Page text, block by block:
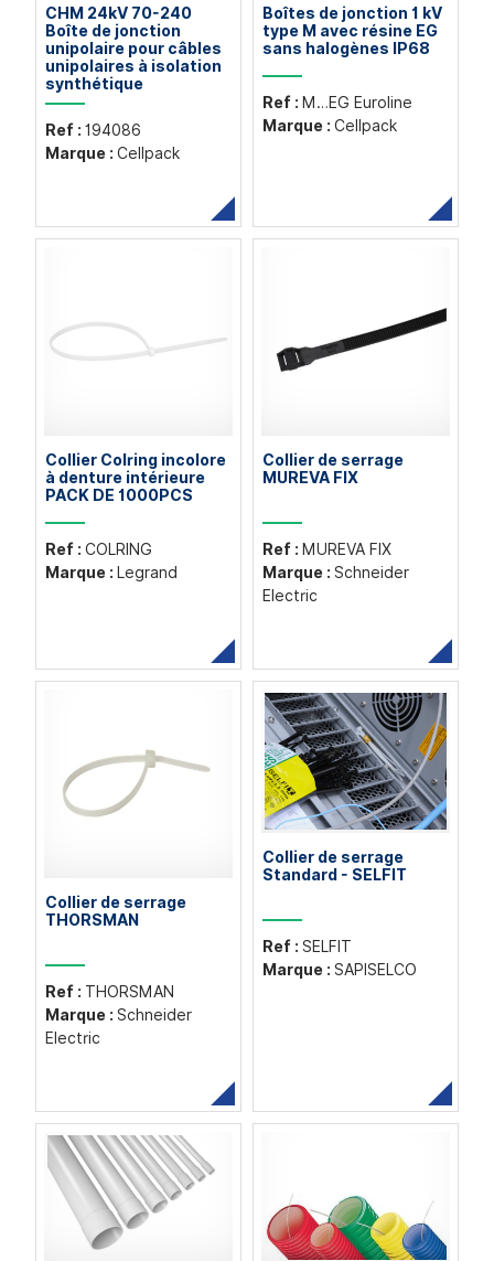
CHM 24kV 70-240
Boîte de jonction
unipolaire pour câbles
unipolaires à isolation
synthétique
Ref : 194086
Marque : Cellpack
Boîtes de jonction 1 kV
type M avec résine EG
sans halogènes IP68
Ref : M…EG Euroline
Marque : Cellpack
Collier Colring incolore
à denture intérieure
PACK DE 1000PCS
Ref : COLRING
Marque : Legrand
Collier de serrage
MUREVA FIX
Ref : MUREVA FIX
Marque : Schneider
Electric
Collier de serrage
THORSMAN
Ref : THORSMAN
Marque : Schneider
Electric
Collier de serrage
Standard - SELFIT
Ref : SELFIT
Marque : SAPISELCO